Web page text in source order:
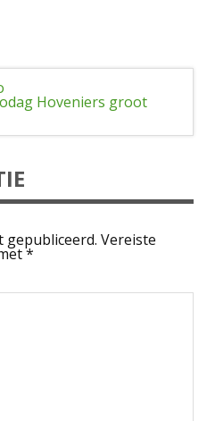
Hoveniers groot
gepubliceerd. Vereiste
*